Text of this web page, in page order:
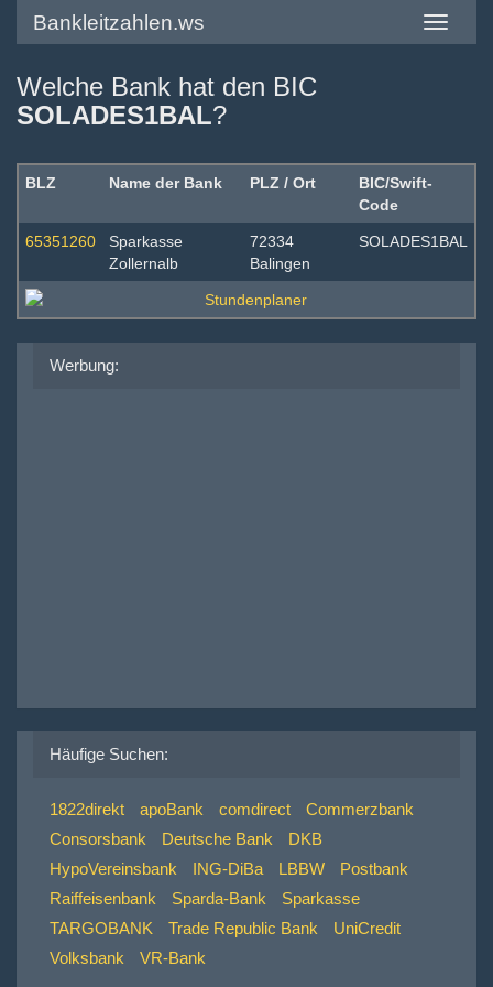
Toggle
Bankleitzahlen.ws
Welche Bank hat den BIC
SOLADES1BAL?
BLZ Name der Bank PLZ / Ort
BIC/Swift-
Code
65351260
Sparkasse
Zollernalb
72334
Balingen
SOLADES1BAL
Werbung:
Häufige Suchen:
1822direkt apoBank comdirect
Commerzbank
Consorsbank
Deutsche Bank
DKB
HypoVereinsbank
ING-DiBa LBBW
Postbank
Raiffeisenbank
Sparda-Bank
Sparkasse
TARGOBANK
Trade Republic Bank
UniCredit
Volksbank
VR-Bank